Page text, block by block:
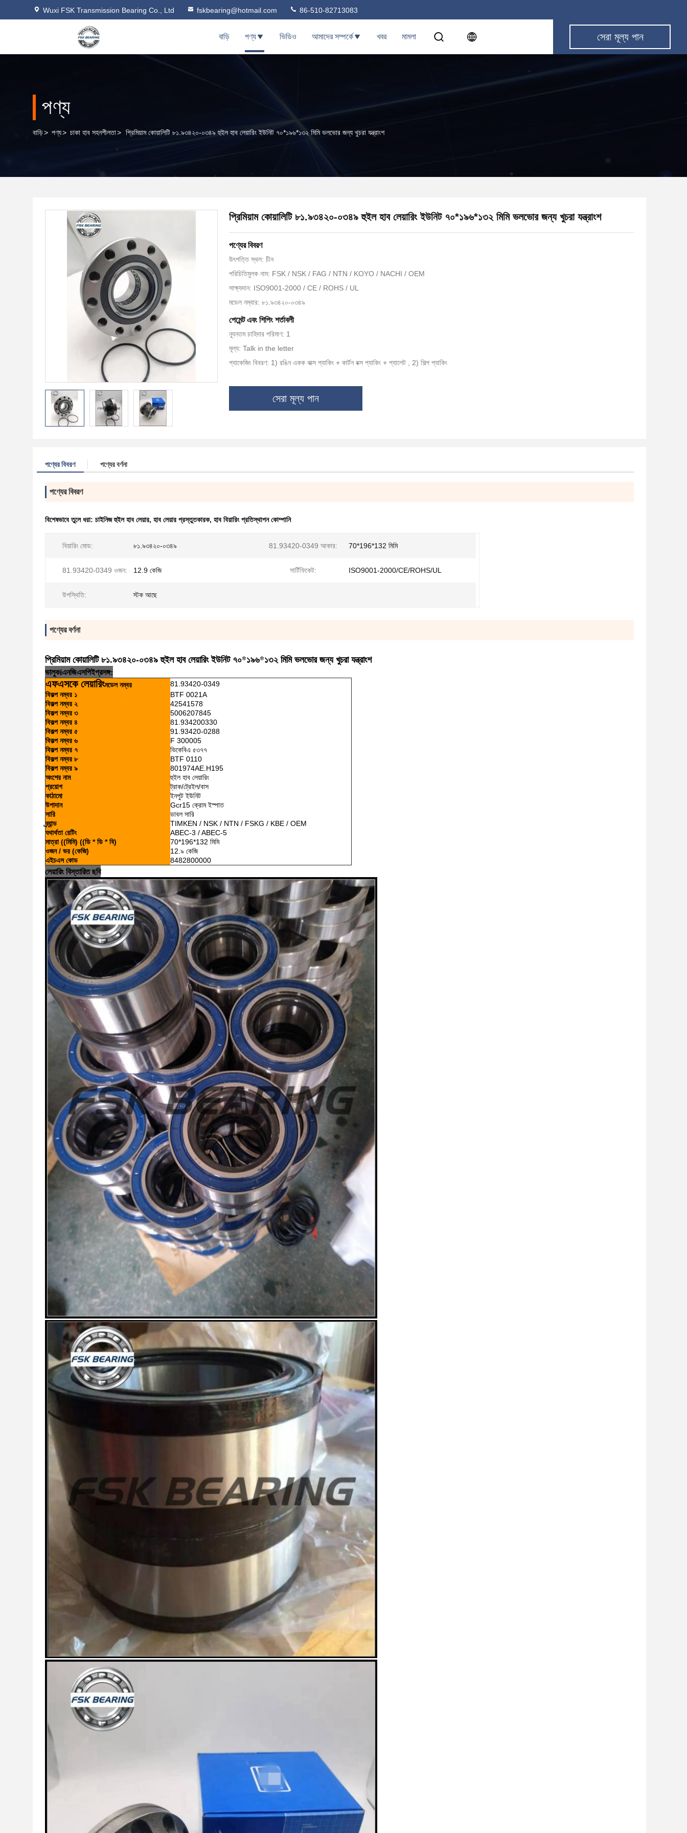
Wuxi FSK Transmission Bearing Co., Ltd fskbearing@hotmail.com 86-510-82713083
বাড়ি পণ্য ভিডিও আমাদের সম্পর্কে খবর মামলা সেরা মূল্য পান
পণ্য
বাড়ি> পণ্য> চাকা হাব সহনশীলতা> প্রিমিয়াম কোয়ালিটি ৮১.৯৩৪২০-০৩৪৯ হুইল হাব লেয়ারিং ইউনিট ৭০*১৯৬*১৩২ মিমি ভলভোর জন্য খুচরা যন্ত্রাংশ
প্রিমিয়াম কোয়ালিটি ৮১.৯৩৪২০-০৩৪৯ হুইল হাব লেয়ারিং ইউনিট ৭০*১৯৬*১৩২ মিমি ভলভোর জন্য খুচরা যন্ত্রাংশ
পণ্যের বিবরণ
উৎপত্তি স্থল: চীন
পরিচিতিমুলক নাম: FSK / NSK / FAG / NTN / KOYO / NACHI / OEM
সাক্ষ্যদান: ISO9001-2000 / CE / ROHS / UL
মডেল নম্বার: ৮১.৯৩৪২০-০৩৪৯
পেমেন্ট এবং শিপিং শর্তাবলী
ন্যূনতম চাহিদার পরিমাণ: 1
মূল্য: Talk in the letter
প্যাকেজিং বিবরণ: 1) রঙিন একক বাক্স প্যাকিং + কার্টন বক্স প্যাকিং + প্যালেট , 2) শিল্প প্যাকিং
সেরা মূল্য পান
পণ্যের বিবরণ পণ্যের বর্ণনা
পণ্যের বিবরণ
বিশেষভাবে তুলে ধরা: চাইনিজ হুইল হাব লেয়ার, হাব লেয়ার প্রস্তুতকারক, হাব বিয়ারিং প্রতিস্থাপন কোম্পানি
বিয়ারিং মোড: ৮১.৯৩৪২০-০৩৪৯ 81.93420-0349 আকার: 70*196*132 মিমি
81.93420-0349 ওজন: 12.9 কেজি সার্টিফিকেট: ISO9001-2000/CE/ROHS/UL
উপস্থিতি: স্টক আছে
পণ্যের বর্ণনা
প্রিমিয়াম কোয়ালিটি ৮১.৯৩৪২০-০৩৪৯ হুইল হাব লেয়ারিং ইউনিট ৭০*১৯৬*১৩২ মিমি ভলভোর জন্য খুচরা যন্ত্রাংশ
ভালুকiএনজিএসপিইপ্রসঙ্গ:
এফএসকে লেয়ারিংমডেল নম্বর
81.93420-0349
বিকল্প নম্বর ১
BTF 0021A
বিকল্প নম্বর ২
42541578
বিকল্প নম্বর ৩
5006207845
বিকল্প নম্বর ৪
81.934200330
বিকল্প নম্বর ৫
91.93420-0288
বিকল্প নম্বর ৬
F 300005
বিকল্প নম্বর ৭
ভিকেবিএ ৫৩৭৭
বিকল্প নম্বর ৮
BTF 0110
বিকল্প নম্বর ৯
801974AE.H195
অংশের নাম
হুইল হাব লেয়ারিং
প্রয়োগ
ট্রাক/ট্রেইল/বাস
কাঠামো
ইনপুট ইউনিট
উপাদান
Gcr15 ক্রোম ইস্পাত
সারি
ডাবল সারি
ব্র্যান্ড
TIMKEN / NSK / NTN / FSKG / KBE / OEM
যথার্থতা রেটিং
ABEC-3 / ABEC-5
মাত্রা ((মিমি) ((ডি * ডি * বি)
70*196*132 মিমি
ওজন / ভর (কেজি)
12.৯ কেজি
এইচএস কোড
8482800000
লেয়ারিং বিস্তারিত ছবি